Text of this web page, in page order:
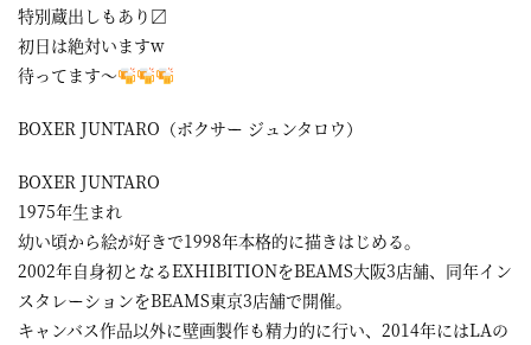
特別蔵出しもあり〼
初日は絶対いますw
待ってます〜
BOXER JUNTARO（ボクサー ジュンタロウ）
BOXER JUNTARO
1975年生まれ
幼い頃から絵が好きで1998年本格的に描きはじめる。
2002年自身初となるEXHIBITIONをBEAMS大阪3店舗、同年イン
スタレーションをBEAMS東京3店舗で開催。
キャンバス作品以外に壁画製作も精力的に行い、2014年にはLAの